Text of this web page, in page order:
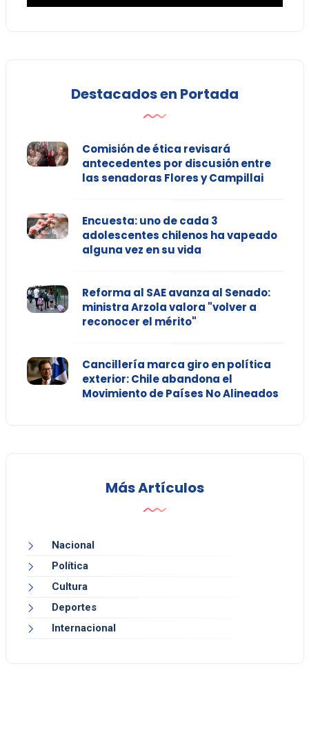
Destacados en Portada
Comisión de ética revisará
antecedentes por discusión entre
las senadoras Flores y Campillai
Encuesta: uno de cada 3
adolescentes chilenos ha vapeado
alguna vez en su vida
Reforma al SAE avanza al Senado:
ministra Arzola valora "volver a
reconocer el mérito"
Cancillería marca giro en política
exterior: Chile abandona el
Movimiento de Países No Alineados
Más Artículos
Nacional
Política
Cultura
Deportes
Internacional